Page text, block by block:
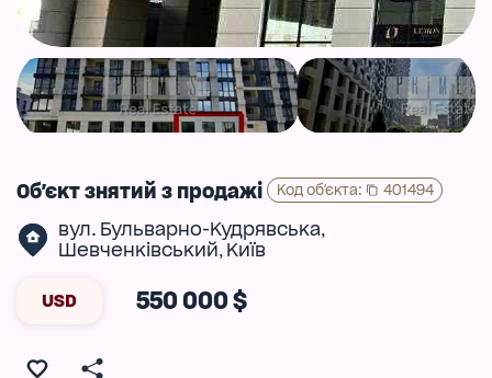
Об'єкт знятий з продажі Код об'єкта: 401494
вул. Бульварно-Кудрявська,
Шевченківський, Київ
USD 550 000 $